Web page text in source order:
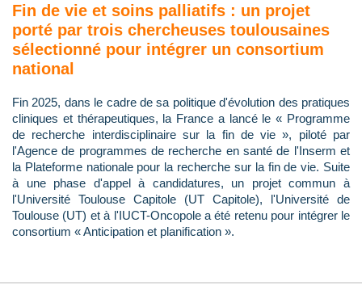
Fin de vie et soins palliatifs : un projet
porté par trois chercheuses toulousaines
sélectionné pour intégrer un consortium
national
Fin 2025, dans le cadre de sa politique d'évolution des pratiques
cliniques et thérapeutiques, la France a lancé le « Programme
de recherche interdisciplinaire sur la fin de vie », piloté par
l'Agence de programmes de recherche en santé de l'Inserm et
la Plateforme nationale pour la recherche sur la fin de vie. Suite
à une phase d'appel à candidatures, un projet commun à
l'Université Toulouse Capitole (UT Capitole), l'Université de
Toulouse (UT) et à l'IUCT-Oncopole a été retenu pour intégrer le
consortium « Anticipation et planification ».